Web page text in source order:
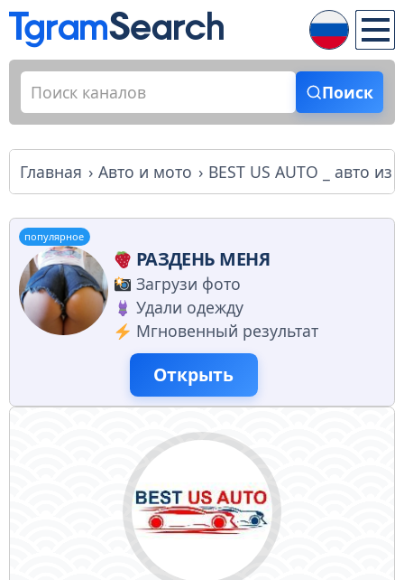
Поиск
Главная Авто и мото BEST US AUTO _ авто
популярное
РАЗДЕНЬ МЕНЯ
Загрузи фото
Удали одежду
Мгновенный результат
Открыть